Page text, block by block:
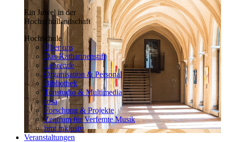
Ein Juwel in der
Hochschullandschaft
Hochschule
Über uns
Das Katharinenstift
Lehrende
Organisation & Personal
Bibliothek
Tonstudio & Multimedia
rosa
Forschung & Projekte
Zentrum für Verfemte Musik
hmt inklusiv
Veranstaltungen